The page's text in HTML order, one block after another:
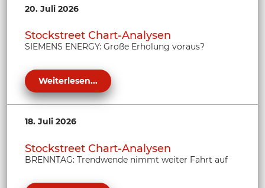
20. Juli 2026
Stockstreet Chart-Analysen
SIEMENS ENERGY: Große Erholung voraus?
Weiterlesen...
18. Juli 2026
Stockstreet Chart-Analysen
BRENNTAG: Trendwende nimmt weiter Fahrt auf